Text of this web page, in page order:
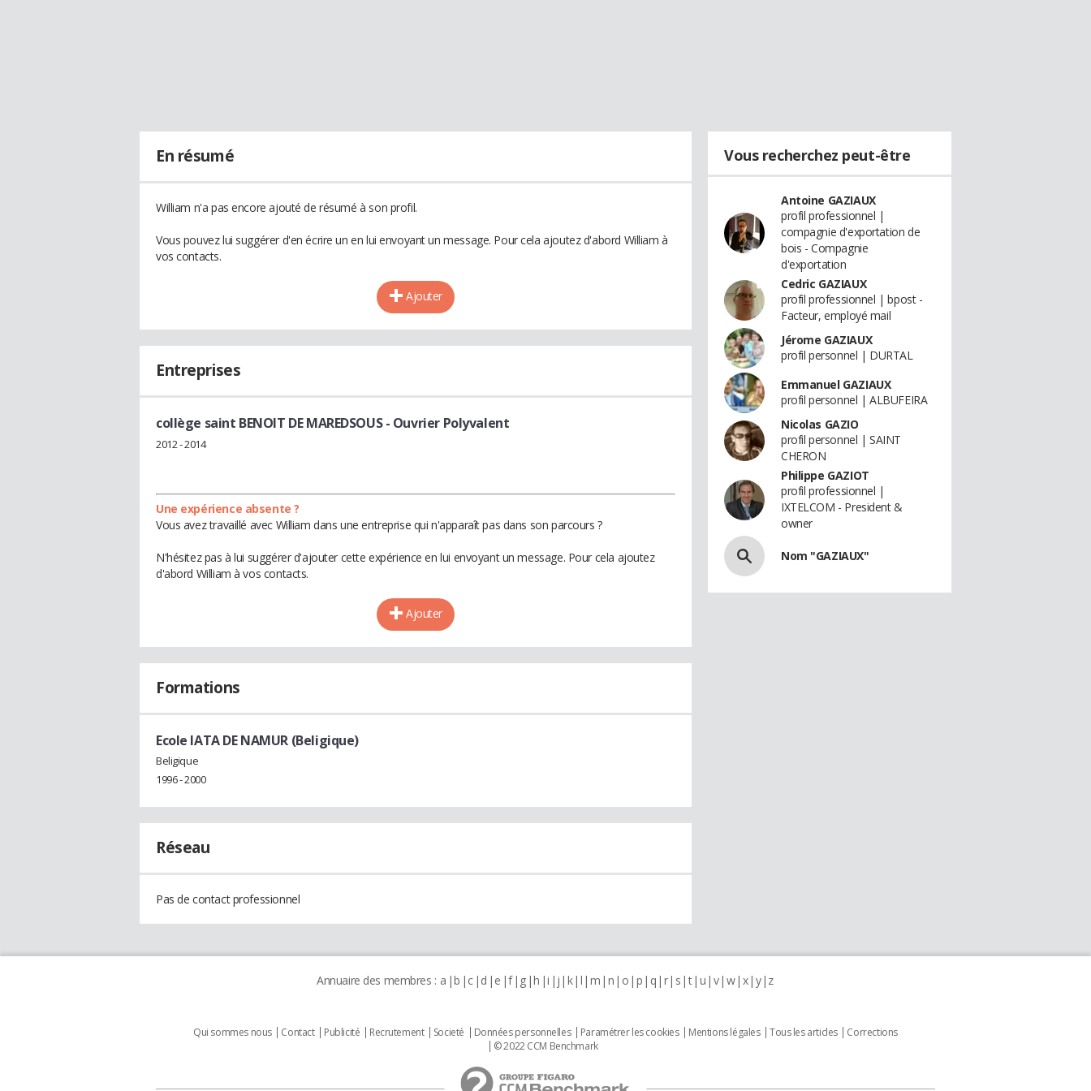
En résumé
William n'a pas encore ajouté de résumé à son profil.
Vous pouvez lui suggérer d'en écrire un en lui envoyant un message. Pour cela ajoutez d'abord William à
vos contacts.
Ajouter
Entreprises
collège saint BENOIT DE MAREDSOUS- Ouvrier Polyvalent
2012 - 2014
Une expérience absente ?
Vous avez travaillé avec William dans une entreprise qui n'apparaît pas dans son parcours ?
N'hésitez pas à lui suggérer d'ajouter cette expérience en lui envoyant un message. Pour cela ajoutez
d'abord William à vos contacts.
Ajouter
Formations
Ecole IATA DE NAMUR (Beligique)
Beligique
1996 - 2000
Réseau
Pas de contact professionnel
Vous recherchez peut-être
Antoine GAZIAUX
profil professionnel |
compagnie d'exportation de
bois - Compagnie
d'exportation
Cedric GAZIAUX
profil professionnel | bpost -
Facteur, employé mail
Jérome GAZIAUX
profil personnel | DURTAL
Emmanuel GAZIAUX
profil personnel | ALBUFEIRA
Nicolas GAZIO
profil personnel | SAINT
CHERON
Philippe GAZIOT
profil professionnel |
IXTELCOM - President &
owner
Nom "GAZIAUX"
Annuaire des membres : a b c d e f g h i j k l m n o p q r s t u v w x y z
Qui sommes nous Contact Publicité Recrutement Societé Données personnelles Paramétrer les cookies Mentions légales Tous les articles
Corrections
© 2022 CCM Benchmark